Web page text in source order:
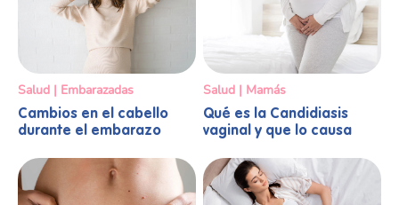
Salud | Embarazadas
Cambios en el cabello
durante el embarazo
Salud | Mamás
Qué es la Candidiasis
vaginal y que lo causa